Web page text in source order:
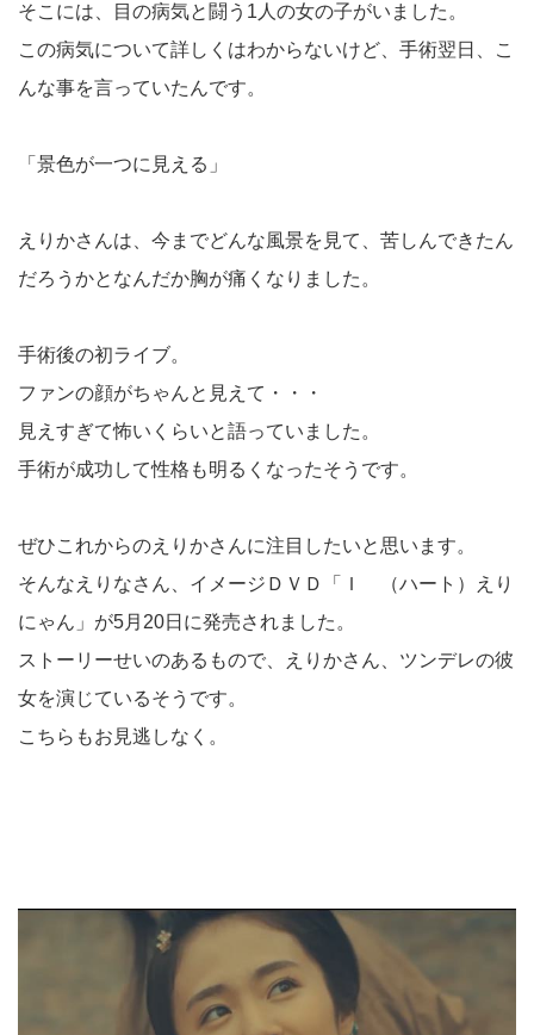
そこには、目の病気と闘う1人の女の子がいました。
この病気について詳しくはわからないけど、手術翌日、こ
んな事を言っていたんです。
「景色が一つに見える」
えりかさんは、今までどんな風景を見て、苦しんできたん
だろうかとなんだか胸が痛くなりました。
手術後の初ライブ。
ファンの顔がちゃんと見えて・・・
見えすぎて怖いくらいと語っていました。
手術が成功して性格も明るくなったそうです。
ぜひこれからのえりかさんに注目したいと思います。
そんなえりなさん、イメージＤＶＤ「Ｉ （ハート）えり
にゃん」が5月20日に発売されました。
ストーリーせいのあるもので、えりかさん、ツンデレの彼
女を演じているそうです。
こちらもお見逃しなく。